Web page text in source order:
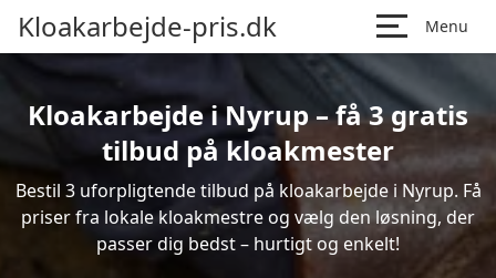
Kloakarbejde-pris.dk Menu
Kloakarbejde i Nyrup – få 3 gratis
tilbud på kloakmester
Bestil 3 uforpligtende tilbud på kloakarbejde i Nyrup. Få
priser fra lokale kloakmestre og vælg den løsning, der
passer dig bedst – hurtigt og enkelt!